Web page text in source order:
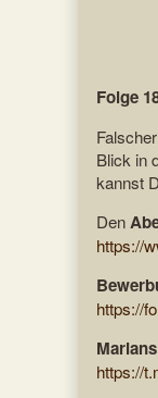
Folge
Blick in
kannst
Den
https://
https://
https://